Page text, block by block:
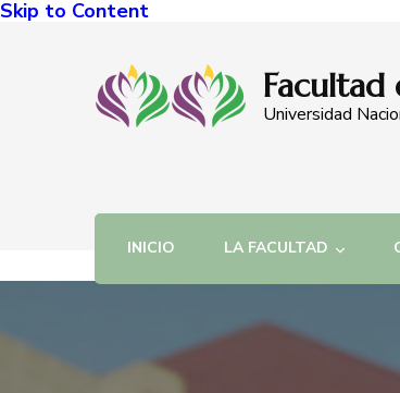
Skip to Content
Universidad
INICIO LA FACULTAD